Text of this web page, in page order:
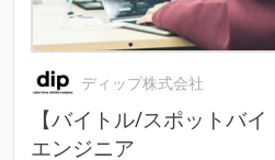
ディップ株式会社
【バイトル/スポットバ
エンジニア